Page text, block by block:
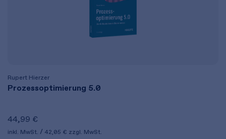
Rupert Hierzer
Prozessoptimierung 5.0
44,99 €
inkl. MwSt. 42,05 € zzgl. MwSt.